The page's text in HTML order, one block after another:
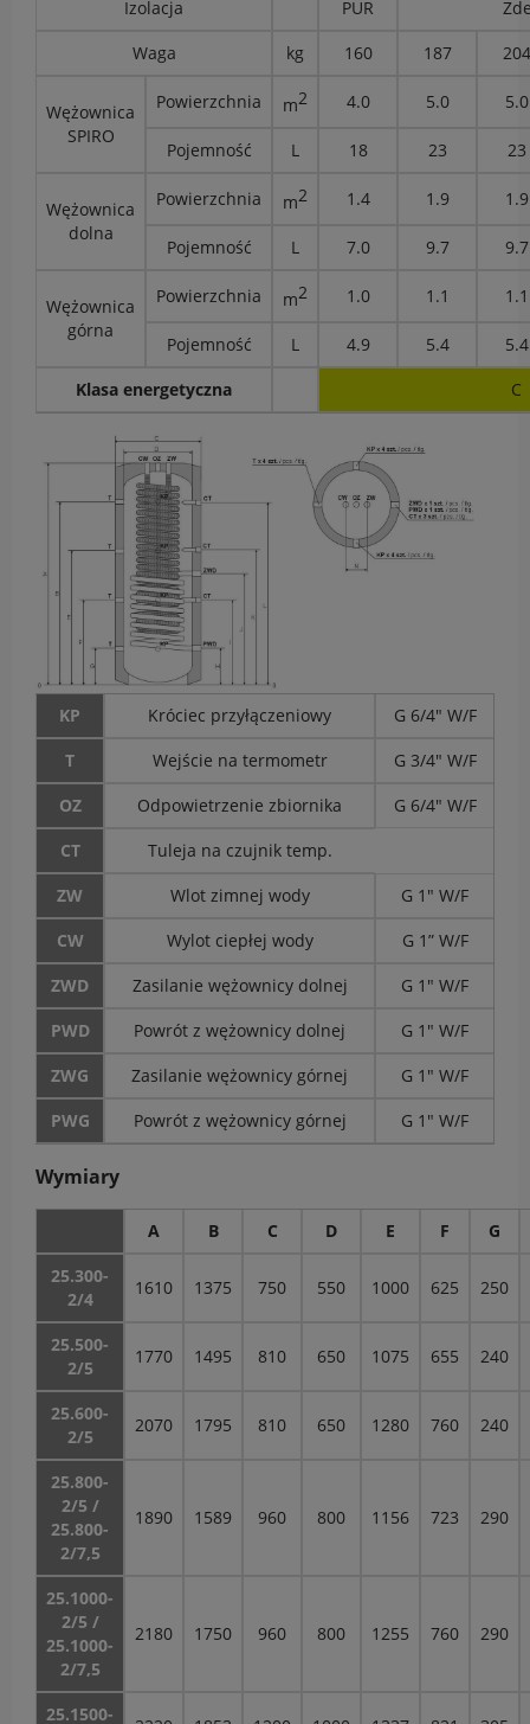
Izolacja PUR
Waga
kg 160 187 204
Wężownica
SPIRO
Powierzchnia m2 4.0 5.0 5.0
Pojemność L 18 23 23
Wężownica
dolna
Powierzchnia m2 1.4 1.9 1.9
Pojemność L 7.0 9.7 9.7
Wężownica
górna
Powierzchnia m2 1.0 1.1 1.1
Pojemność L 4.9 5.4
5.4
Klasa energetyczna
C
KP Króciec przyłączeniowy
G 6/4" W/F
T
Wejście na termometr
G 3/4" W/F
OZ
Odpowietrzenie zbiornika
G 6/4" W/F
CT
Tuleja na czujnik temp.
ZW
Wlot zimnej wody
G 1" W/F
CW
Wylot ciepłej wody
G 1” W/F
ZWD
Zasilanie wężownicy dolnej
G 1" W/F
PWD
Powrót z wężownicy dolnej
G 1" W/F
ZWG
Zasilanie wężownicy górnej
G 1" W/F
PWG
Powrót z wężownicy górnej G 1" W/F
Wymiary
A B C D E F
G
25.300-
2/4
1610 1375 750 550 1000 625 250
25.500-
2/5
1770 1495 810 650 1075 655 240
25.600-
2/5
2070 1795 810 650 1280 760 240
25.800-
2/5 /
25.800-
2/7,5
1890 1589 960 800 1156 723 290
25.1000-
2/5 /
25.1000-
2/7,5
2180 1750 960 800 1255 760 290
25.1500-